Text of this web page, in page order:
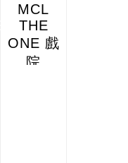
MCL
THE
ONE 戲
院